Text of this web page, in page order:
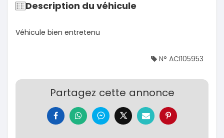
Description du véhicule
Véhicule bien entretenu
N° ACI105953
Partagez cette annonce